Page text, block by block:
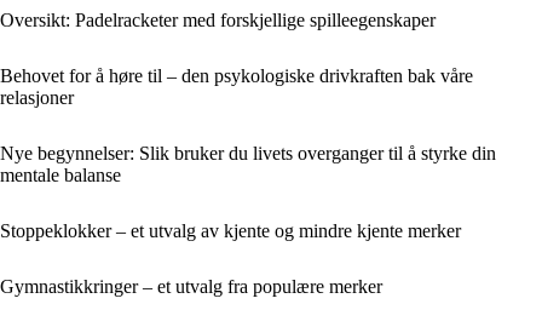
Oversikt: Padelracketer med forskjellige spilleegenskaper
Behovet for å høre til – den psykologiske drivkraften bak våre
relasjoner
Nye begynnelser: Slik bruker du livets overganger til å styrke din
mentale balanse
Stoppeklokker – et utvalg av kjente og mindre kjente merker
Gymnastikkringer – et utvalg fra populære merker